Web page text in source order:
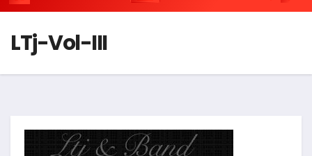
LTj-Vol-III